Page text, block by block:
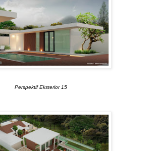
Perspektif Eksterior 15